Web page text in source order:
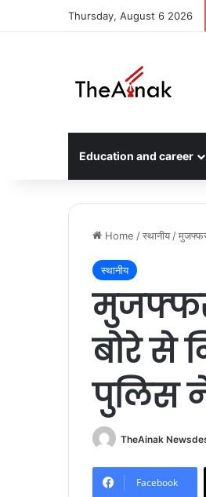
Thursday, August 6 2026
Education and career
Home /स्थानीय /
स्थानीय
बोरे से
पुलिस
TheAinak
Facebook